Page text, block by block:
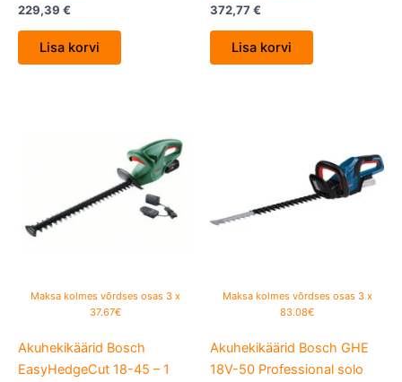
229,39 €
Lisa korvi
372,77€
Lisa korvi
Maksa kolmes võrdses osas 3 x
37.67€
Akuhekikäärid Bosch
EasyHedgeCut 18-45 – 1
Maksa kolmes võrdses osas 3 x
83.08€
Akuhekikäärid Bosch GHE
18V-50 Professional solo